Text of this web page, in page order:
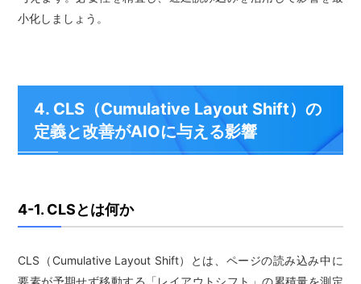
小化しましょう。
4. CLS（Cumulative Layout Shift）の
定義と改善がAIOに与える影響
4-1. CLSとは何か
CLS（Cumulative Layout Shift）とは、ページの読み込み中に